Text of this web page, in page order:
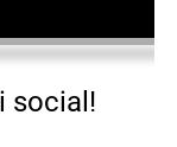
social!